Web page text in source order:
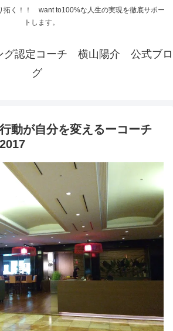
拓く！！ want to100%な人生の実現を徹底サポー
トします。
グ認定コーチ 横山陽介 公式ブロ
グ
動が自分を変えるーコーチ